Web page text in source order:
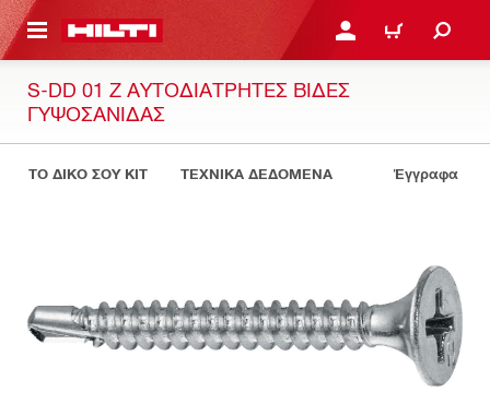
ΕΛΕΓΞΕΙΣ ΤΟ ΠΑΚΕΤΟ ΠΟΥ ΕΧΕΙΣ ΦΤΙΑΞΕΙ ΚΆΝΕ ΣΎΝΔΕΣΗ Ή
ΚΑΛΆΘΙ
S-DD 01 Z ΑΥΤΟΔΙΆΤΡΗΤΕΣ ΒΊΔΕΣ
ΓΥΨΟΣΑΝΊΔΑΣ
ΤΟ ΔΙΚΟ ΣΟΥ KIT ΤΕΧΝΙΚΑ ΔΕΔΟΜΕΝΑ Έγγραφα